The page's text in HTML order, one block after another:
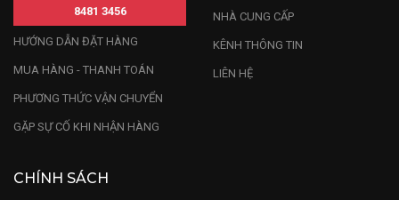
8481 3456
HƯỚNG DẪN ĐẶT HÀNG
MUA HÀNG - THANH TOÁN
PHƯƠNG THỨC VẬN CHUYỂN
GẶP SỰ CỐ KHI NHẬN HÀNG
NHÀ CUNG CẤP
KÊNH THÔNG TIN
LIÊN HỆ
CHÍNH SÁCH